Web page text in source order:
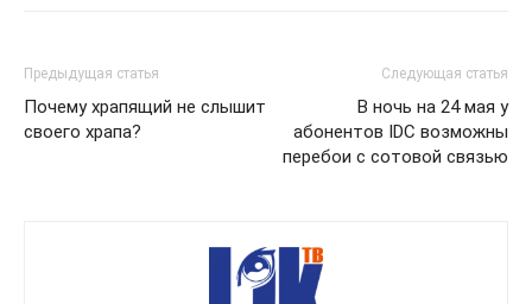
Предыдущая статья
Почему храпящий не слышит
своего храпа?
Следующая статья
В ночь на 24 мая у
абонентов IDC возможны
перебои с сотовой связью